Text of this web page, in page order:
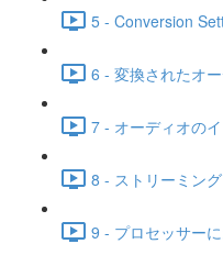
5 - Conversion
6 - 変換されたオ
7 - オーディオの
8 - ストリーミン
9 - プロセッサー